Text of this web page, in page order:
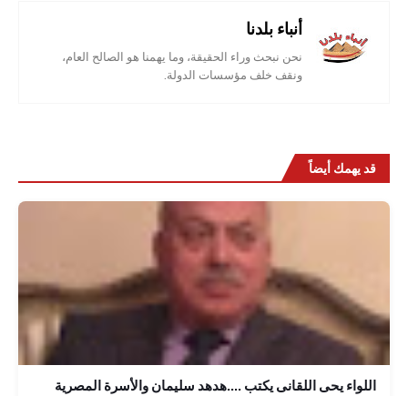
أنباء بلدنا
نحن نبحث وراء الحقيقة، وما يهمنا هو الصالح العام،
ونقف خلف مؤسسات الدولة.
قد يهمك أيضاً
اللواء يحى اللقانى يكتب ....هدهد سليمان والأسرة المصرية